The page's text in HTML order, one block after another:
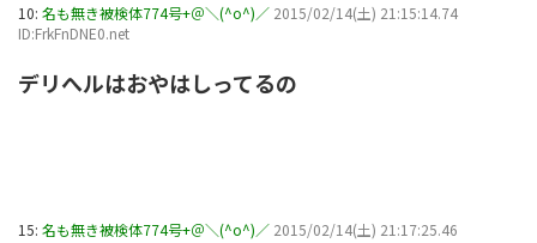
10: 名も無き被検体774号+＠＼(^o^)／ 2015/02/14(土) 21:15:14.74
ID:FrkFnDNE0.net
デリへルはおやはしってるの
15: 名も無き被検体774号+＠＼(^o^)／ 2015/02/14(土) 21:17:25.46